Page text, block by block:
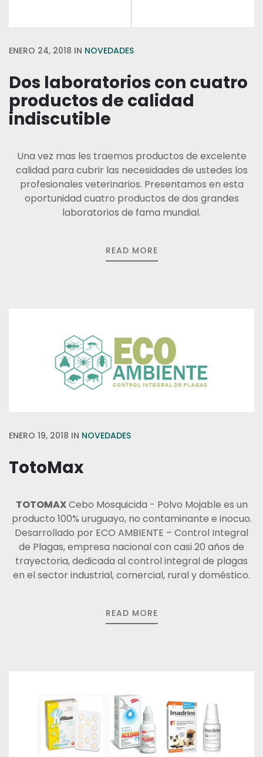
ENERO 24, 2018 IN NOVEDADES
Dos laboratorios con cuatro
productos de calidad
indiscutible
Una vez mas les traemos productos de excelente
calidad para cubrir las necesidades de ustedes los
profesionales veterinarios. Presentamos en esta
oportunidad cuatro productos de dos grandes
laboratorios de fama mundial.
READ MORE
ENERO 19, 2018 IN NOVEDADES
TotoMax
TOTOMAXCebo Mosquicida - Polvo Mojable es un
producto 100% uruguayo, no contaminante e inocuo.
Desarrollado por ECO AMBIENTE – Control Integral
de Plagas, empresa nacional con casi 20 años de
trayectoria, dedicada al control integral de plagas
en el sector industrial, comercial, rural y doméstico.
READ MORE